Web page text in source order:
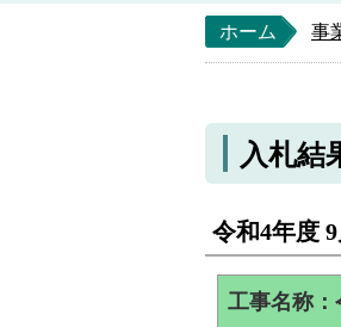
ホーム 事
入札結
令和4年度 9
工事名称